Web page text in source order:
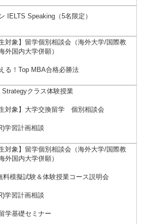
IELTS Speaking（5名限定）
対象】留学個別相談会（海外大学/国際教
外国内大学併願）
る！Top MBA合格必勝法
Strategyクラス体験授業
生対象】大学交換留学 個別相談会
学習計画相談
対象】留学個別相談会（海外大学/国際教
外国内大学併願）
料模擬試験＆体験授業コース説明会
学習計画相談
学基礎セミナー